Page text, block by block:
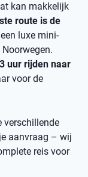
kan makkelijk
route is de
luxe mini-
uur rijden naar
voor de
verschillende
aanvraag – wij
reis voor